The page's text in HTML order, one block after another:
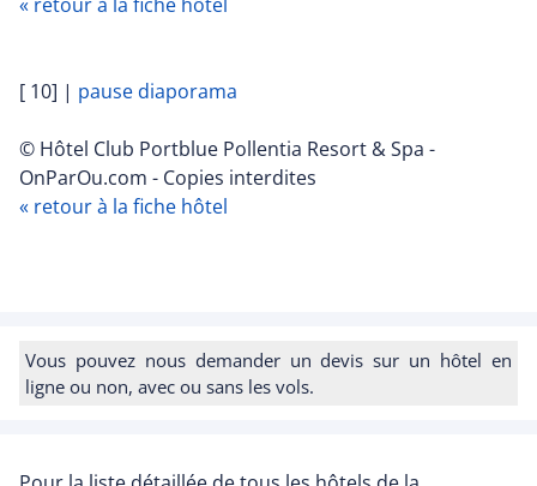
[ 10] | pause diaporama
© Hôtel Club Portblue Pollentia Resort & Spa -
OnParOu.com - Copies interdites
« retour à la fiche hôtel
Vous pouvez nous demander un devis sur un hôtel en
ligne ou non, avec ou sans les vols.